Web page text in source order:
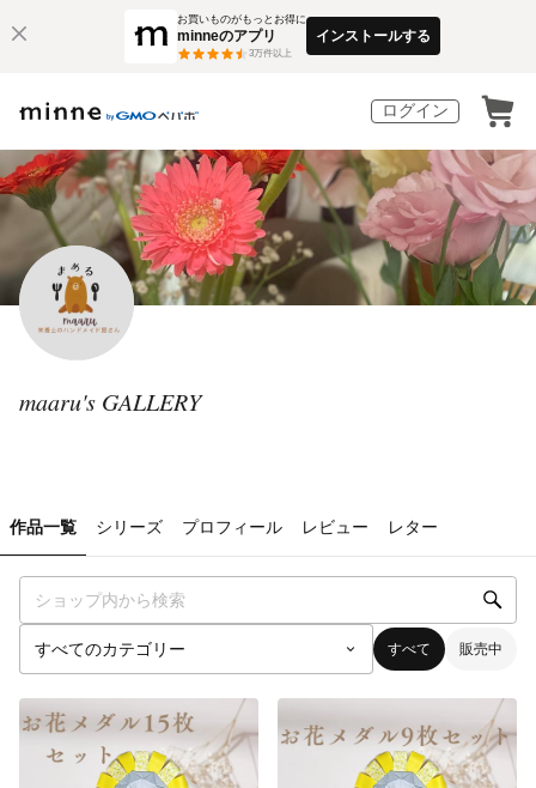
お買いものがもっとお得に
minneのアプリ
3万件以上
インストールする
ログイン
maaru's GALLERY
作品一覧 シリーズ プロフィール レビュー レター
すべて 販売中